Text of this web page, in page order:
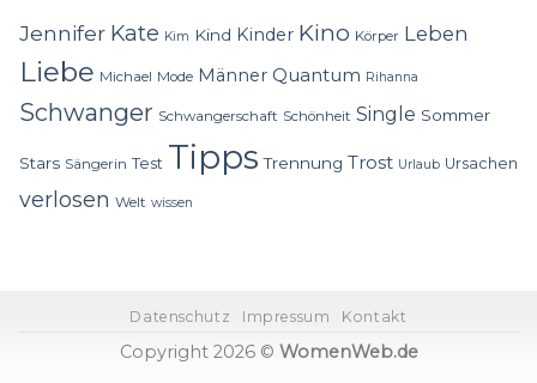
Jennifer Kate Kim Kind Kinder Kino Körper Leben
Liebe Michael Mode Männer Quantum Rihanna
Schwanger Schwangerschaft Schönheit Single Sommer
Stars Sängerin Test Tipps Trennung Trost Urlaub Ursachen
verlosen Welt wissen
Datenschutz Impressum Kontakt
Copyright 2026 © WomenWeb.de